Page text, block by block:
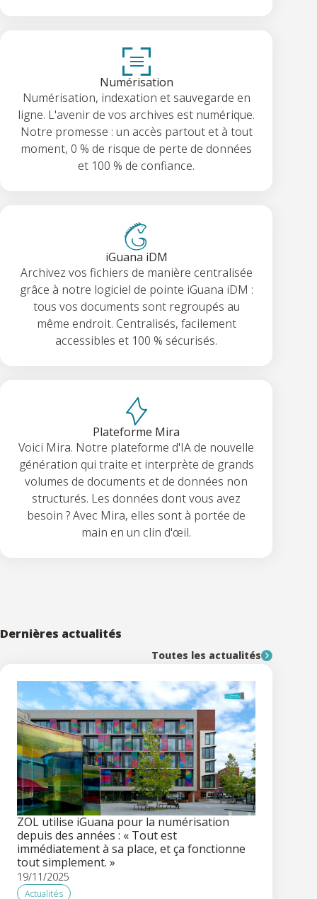
Numérisation
Numérisation, indexation et sauvegarde en
ligne. L'avenir de vos archives est numérique.
Notre promesse : un accès partout et à tout
moment, 0 % de risque de perte de données
et 100 % de confiance.
iGuana iDM
Archivez vos fichiers de manière centralisée
grâce à notre logiciel de pointe iGuana iDM :
tous vos documents sont regroupés au
même endroit. Centralisés, facilement
accessibles et 100 % sécurisés.
Plateforme Mira
Voici Mira. Notre plateforme d'IA de nouvelle
génération qui traite et interprète de grands
volumes de documents et de données non
structurés. Les données dont vous avez
besoin ? Avec Mira, elles sont à portée de
main en un clin d'œil.
Dernières actualités
Toutes les actualités
ZOL utilise iGuana pour la numérisation
depuis des années : « Tout est
immédiatement à sa place, et ça fonctionne
tout simplement. »
19/11/2025
Actualités